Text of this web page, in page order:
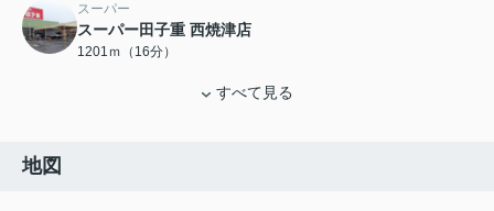
スーパー
スーパー田子重 西焼津店
1201ｍ（16分）
すべて見る
地図